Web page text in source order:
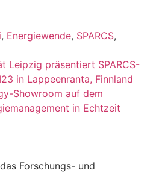
, Energiewende, SPARCS,
Leipzig präsentiert SPARCS-
in Lappeenranta, Finnland
Showroom auf dem
in Echtzeit
Forschungs- und